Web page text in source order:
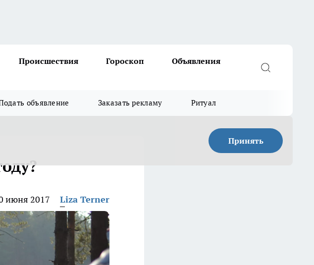
Происшествия Гороскоп
Объявления
объявление Заказать рекламу Ритуал
Принять
июня 2017 Liza Terner